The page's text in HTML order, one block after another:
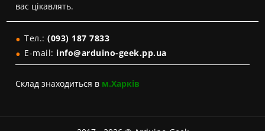
вас цікавлять.
Тел.: (093) 187 7833
E-mail: info@arduino-geek.pp.ua
Склад знаходиться в м.Харків